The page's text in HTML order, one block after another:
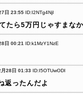
日 23:55 ID:I2NTg4NjI
たら5万円じゃすまな
日 00:21 ID:k1MzY1NzE
28日 01:33 ID:I5OTUwODI
返ったんだよ